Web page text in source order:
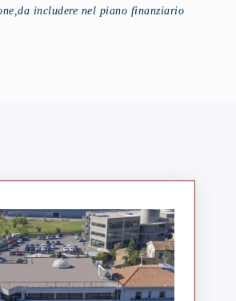
includere nel piano finanziario